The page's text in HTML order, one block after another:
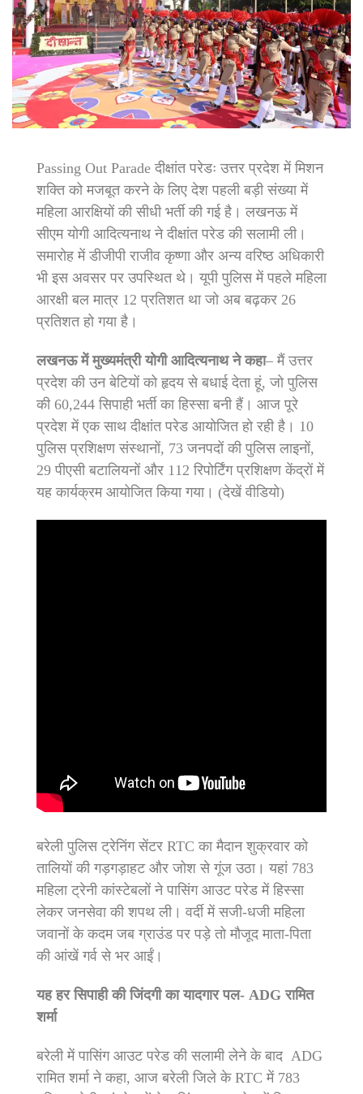
Passing Out Parade दीक्षांत परेडः उत्तर प्रदेश में मिशन
शक्ति को मजबूत करने के लिए देश पहली बड़ी संख्या में
महिला आरक्षियों की सीधी भर्ती की गई है। लखनऊ में
सीएम योगी आदित्यनाथ ने दीक्षांत परेड की सलामी ली।
समारोह में डीजीपी राजीव कृष्णा और अन्य वरिष्ठ अधिकारी
भी इस अवसर पर उपस्थित थे। यूपी पुलिस में पहले महिला
आरक्षी बल मात्र 12 प्रतिशत था जो अब बढ़कर 26
प्रतिशत हो गया है।
लखनऊ में मुख्यमंत्री योगी आदित्यनाथ ने कहा– मैं उत्तर
प्रदेश की उन बेटियों को हृदय से बधाई देता हूं, जो पुलिस
की 60,244 सिपाही भर्ती का हिस्सा बनी हैं। आज पूरे
प्रदेश में एक साथ दीक्षांत परेड आयोजित हो रही है। 10
पुलिस प्रशिक्षण संस्थानों, 73 जनपदों की पुलिस लाइनों,
29 पीएसी बटालियनों और 112 रिपोर्टिंग प्रशिक्षण केंद्रों में
यह कार्यक्रम आयोजित किया गया। (देखें वीडियो)
बरेली पुलिस ट्रेनिंग सेंटर RTC का मैदान शुक्रवार को
तालियों की गड़गड़ाहट और जोश से गूंज उठा। यहां 783
महिला ट्रेनी कांस्टेबलों ने पासिंग आउट परेड में हिस्सा
लेकर जनसेवा की शपथ ली। वर्दी में सजी-धजी महिला
जवानों के कदम जब ग्राउंड पर पड़े तो मौजूद माता-पिता
की आंखें गर्व से भर आईं।
यह हर सिपाही की जिंदगी का यादगार पल- ADG रामित
शर्मा
बरेली में पासिंग आउट परेड की सलामी लेने के बाद ADG
रामित शर्मा ने कहा, आज बरेली जिले के RTC में 783